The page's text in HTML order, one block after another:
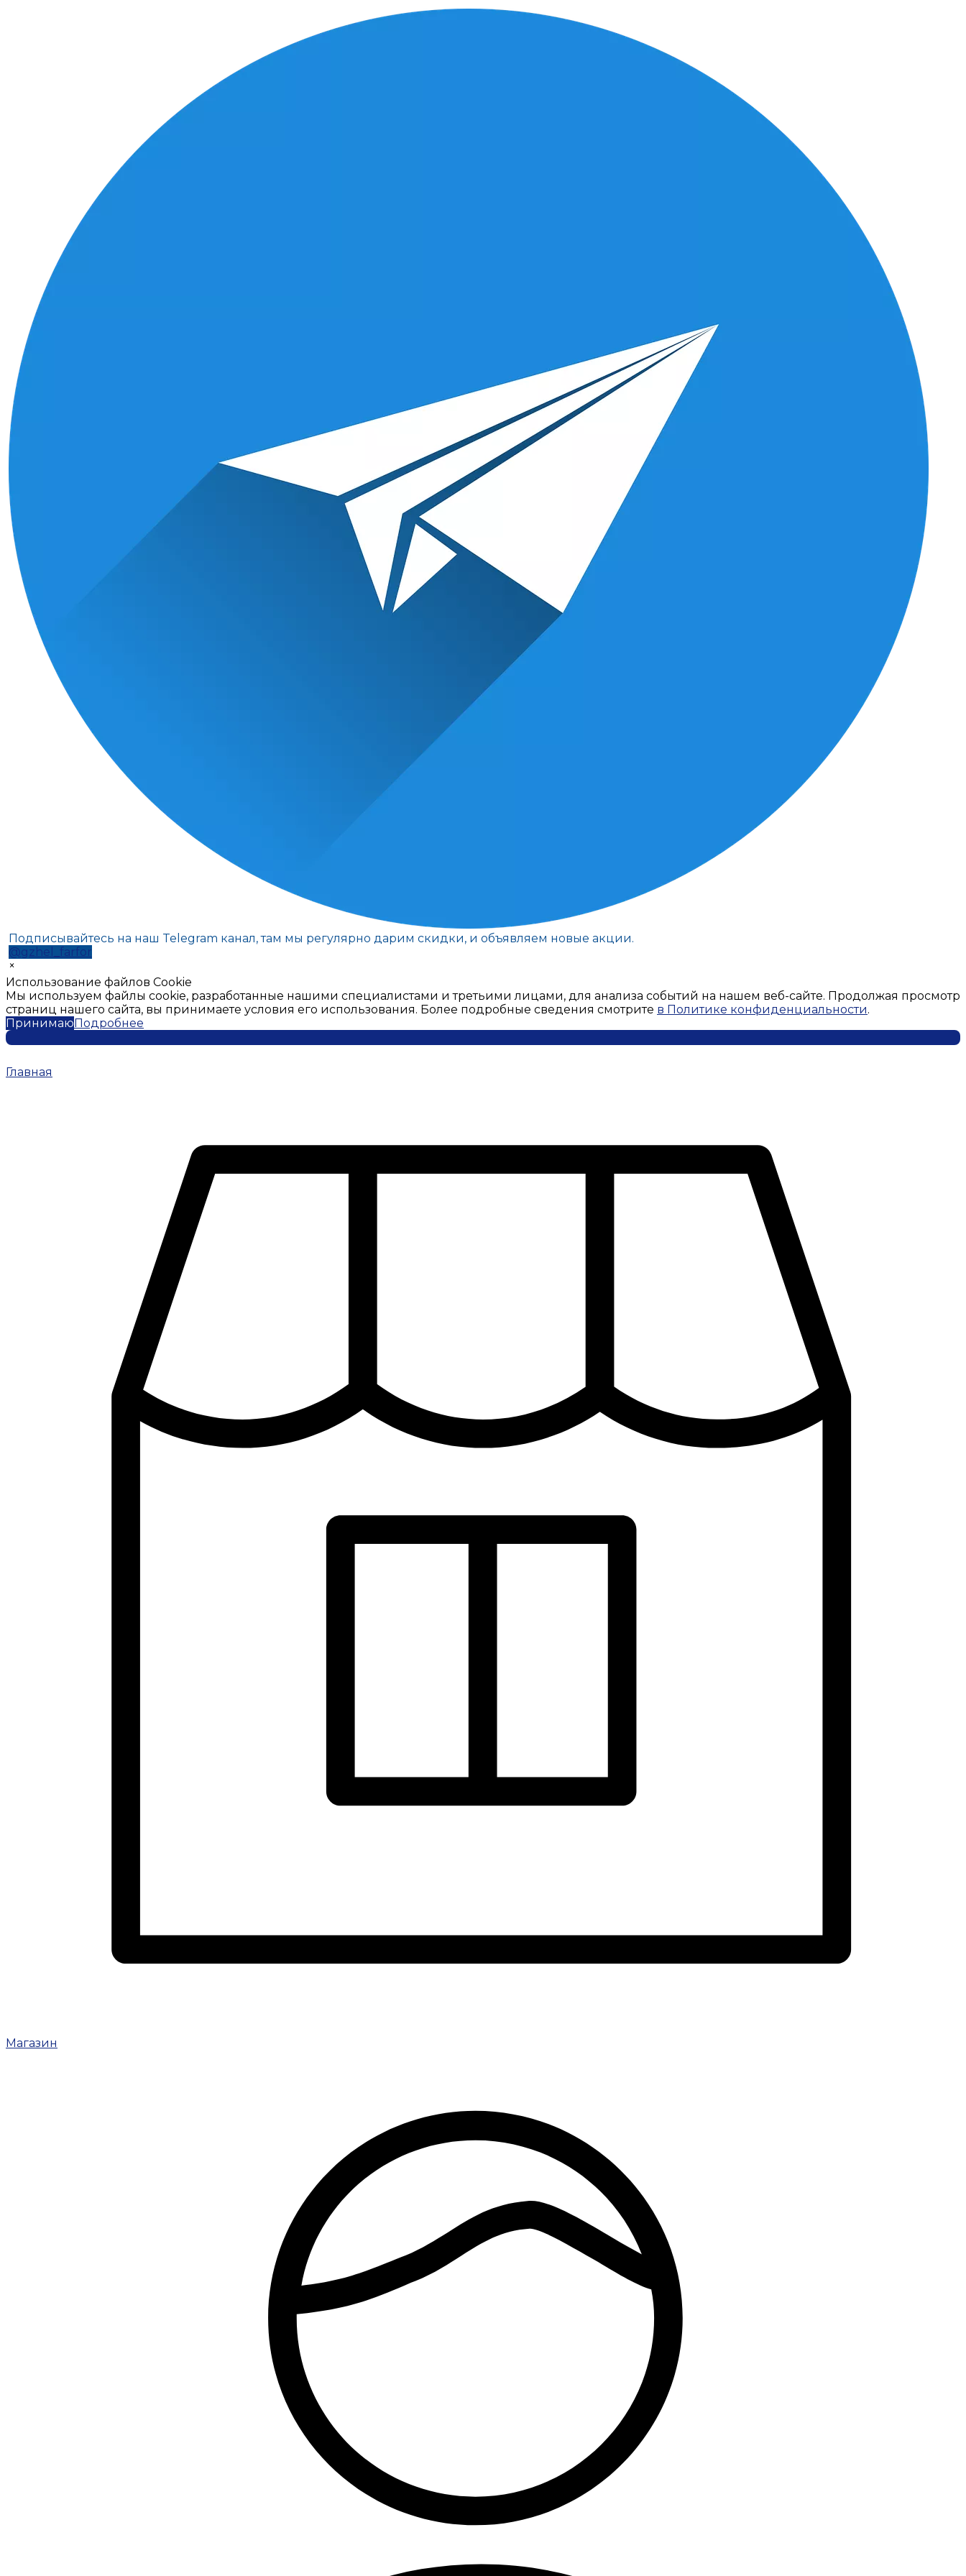
Подписывайтесь на наш Telegram канал, там мы регулярно дарим скидки, и объявляем новые акции.
@gzhel_farfor
×
Использование файлов Cookie
Мы используем файлы cookie, разработанные нашими специалистами и третьими лицами, для анализа событий на нашем веб-сайте. Продолжая просмотр
страниц нашего сайта, вы принимаете условия его использования. Более подробные сведения смотрите в Политике конфиденциальности.
ПринимаюПодробнее
Главная
Магазин